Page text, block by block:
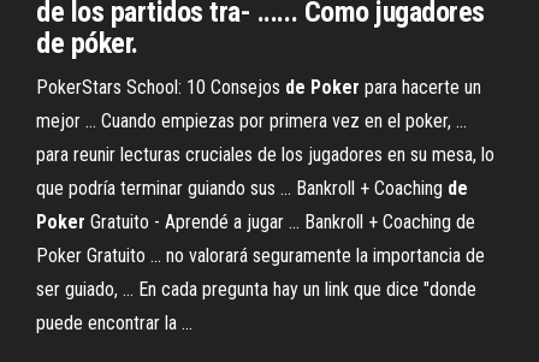
de los partidos tra- ...... Como jugadores
de póker.
PokerStars School: 10 Consejos de Poker para hacerte un
mejor ... Cuando empiezas por primera vez en el poker, ...
para reunir lecturas cruciales de los jugadores en su mesa, lo
que podría terminar guiando sus ... Bankroll + Coaching de
Poker Gratuito - Aprendé a jugar ... Bankroll + Coaching de
Poker Gratuito ... no valorará seguramente la importancia de
ser guiado, ... En cada pregunta hay un link que dice "donde
puede encontrar la ...